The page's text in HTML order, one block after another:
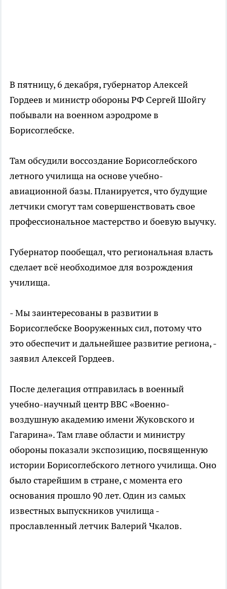
В пятницу, 6 декабря, губернатор Алексей
Гордеев и министр обороны РФ Сергей Шойгу
побывали на военном аэродроме в
Борисоглебске.
Там обсудили воссоздание Борисоглебского
летного училища на основе учебно-
авиационной базы. Планируется, что будущие
летчики смогут там совершенствовать свое
профессиональное мастерство и боевую выучку.
Губернатор пообещал, что региональная власть
сделает всё необходимое для возрождения
училища.
- Мы заинтересованы в развитии в
Борисоглебске Вооруженных сил, потому что
это обеспечит и дальнейшее развитие региона, -
заявил Алексей Гордеев.
После делегация отправилась в военный
учебно-научный центр ВВС «Военно-
воздушную академию имени Жуковского и
Гагарина». Там главе области и министру
обороны показали экспозицию, посвященную
истории Борисоглебского летного училища. Оно
было старейшим в стране, с момента его
основания прошло 90 лет. Один из самых
известных выпускников училища -
прославленный летчик Валерий Чкалов.